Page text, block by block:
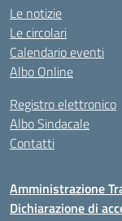
Le notizie
Le circolari
Calendario eventi
Albo Online
Registro elettronico
Albo Sindacale
Contatti
Amministrazione
Dichiarazione di